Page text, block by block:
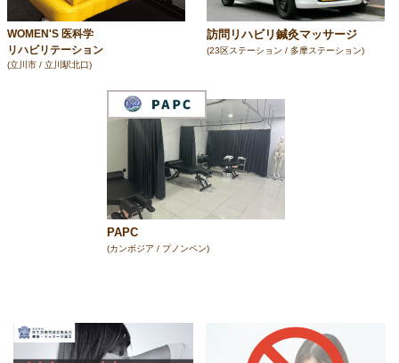
WOMEN'S 医科学
リハビリテーション
(立川市 / 立川駅北口)
訪問リハビリ鍼灸マッサージ
(23区ステーション / 多摩ステーション)
PAPC
(カンボジア / プノンペン)